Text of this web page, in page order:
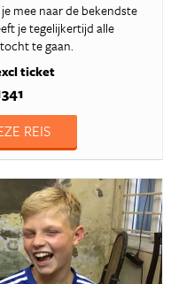
mee naar de bekendste
je tegelijkertijd alle
te gaan.
ticket
REIS